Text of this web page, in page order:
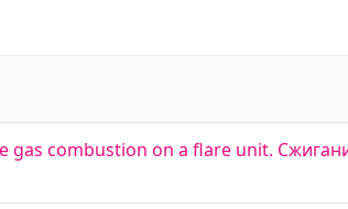
combustion on a flare unit.